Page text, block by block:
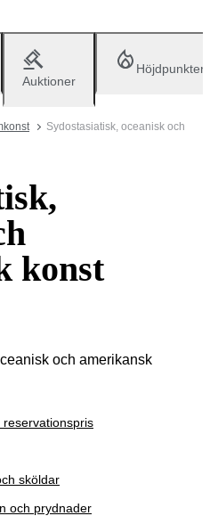
Auktioner
Höjdpunkter
Sydostasiatisk, oceanisk och
konst
och amerikansk
reservationspris
sköldar
och prydnader